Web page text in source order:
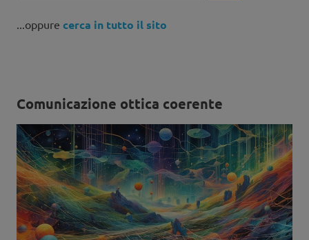
...oppure cerca in tutto il sito
Comunicazione ottica coerente